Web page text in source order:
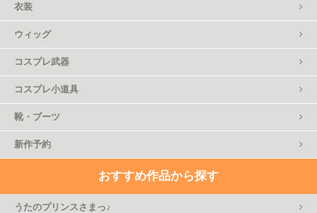
衣装
ウィッグ
コスプレ武器
コスプレ小道具
靴・ブーツ
新作予約
おすすめ作品から探す
うたのプリンスさまっ♪